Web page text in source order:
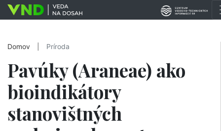
Domov Príroda
Pavúky (Araneae) ako
bioindikátory
stanovištných